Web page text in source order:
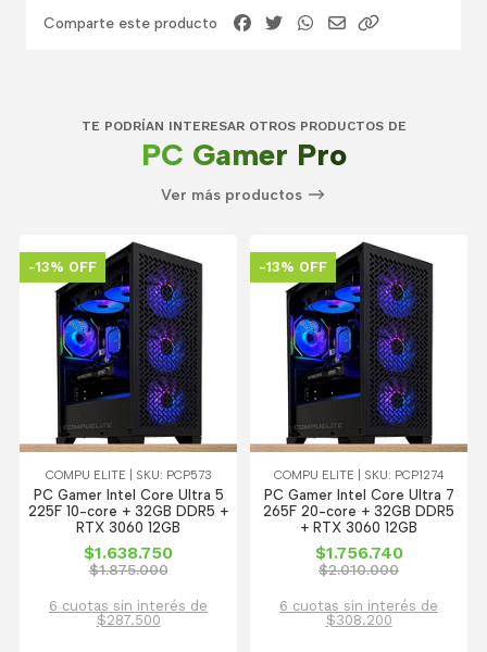
Comparte este producto
TE PODRÍAN INTERESAR OTROS PRODUCTOS DE
PC Gamer Pro
Ver más productos
-13% OFF
COMPU ELITE | SKU: PCP573
PC Gamer Intel Core Ultra 5
225F 10-core + 32GB DDR5 +
RTX 3060 12GB
$1.638.750
$1.875.000
6 cuotas sin interés de
$287.500
-13% OFF
COMPU ELITE | SKU: PCP1274
PC Gamer Intel Core Ultra 7
265F 20-core + 32GB DDR5
+ RTX 3060 12GB
$1.756.740
$2.010.000
6 cuotas sin interés de
$308.200